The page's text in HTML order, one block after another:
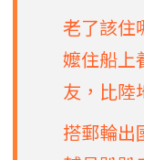
老了該住
嬤住船上
友，比陸
搭郵輪出